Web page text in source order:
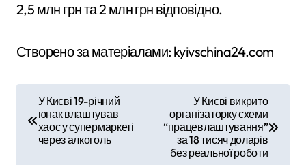
2,5 млн грн та 2 млн грн відповідно.
Створено за матеріалами: kyivschina24.com
У Києві 19-річний
юнак влаштував
хаос у супермаркеті
через алкоголь
У Києві викрито
організаторку схеми
“працевлаштування”
за 18 тисяч доларів
без реальної роботи